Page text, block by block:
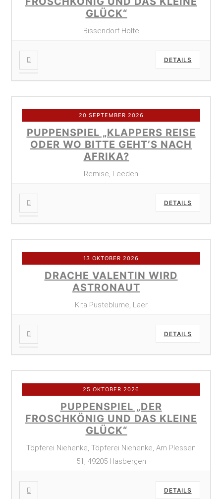
GLÜCK“
Bissendorf Holte
DETAILS
20 SEPTEMBER 2026
PUPPENSPIEL „KLAPPERS REISE
ODER WO BITTE GEHT’S NACH
AFRIKA?
Remise, Leeden
DETAILS
13 OKTOBER 2026
DRACHE VALENTIN WIRD
ASTRONAUT
Kita Pusteblume, Laer
DETAILS
25 OKTOBER 2026
PUPPENSPIEL „DER
FROSCHKÖNIG UND DAS KLEINE
GLÜCK“
Töpferei Niehenke, Töpferei Niehenke, Am Plessen
51, 49205 Hasbergen
DETAILS